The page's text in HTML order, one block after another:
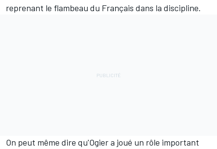
reprenant le flambeau du Français dans la discipline.
On peut même dire qu'Ogier a joué un rôle important